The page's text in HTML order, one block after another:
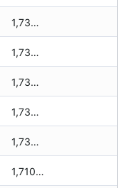
1,730 zł
1,730 zł
1,730 zł
1,730 zł
1,730 zł
1,710 zł